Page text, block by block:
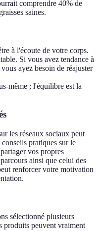
comprendre 40% de
saines.
à l'écoute de votre corps.
Si vous avez tendance à
ayez besoin de réajuster
même ; l'équilibre est la
les réseaux sociaux peut
pratiques sur le
vos propres
ainsi que celui des
renforcer votre motivation
sélectionné plusieurs
produits peuvent vraiment